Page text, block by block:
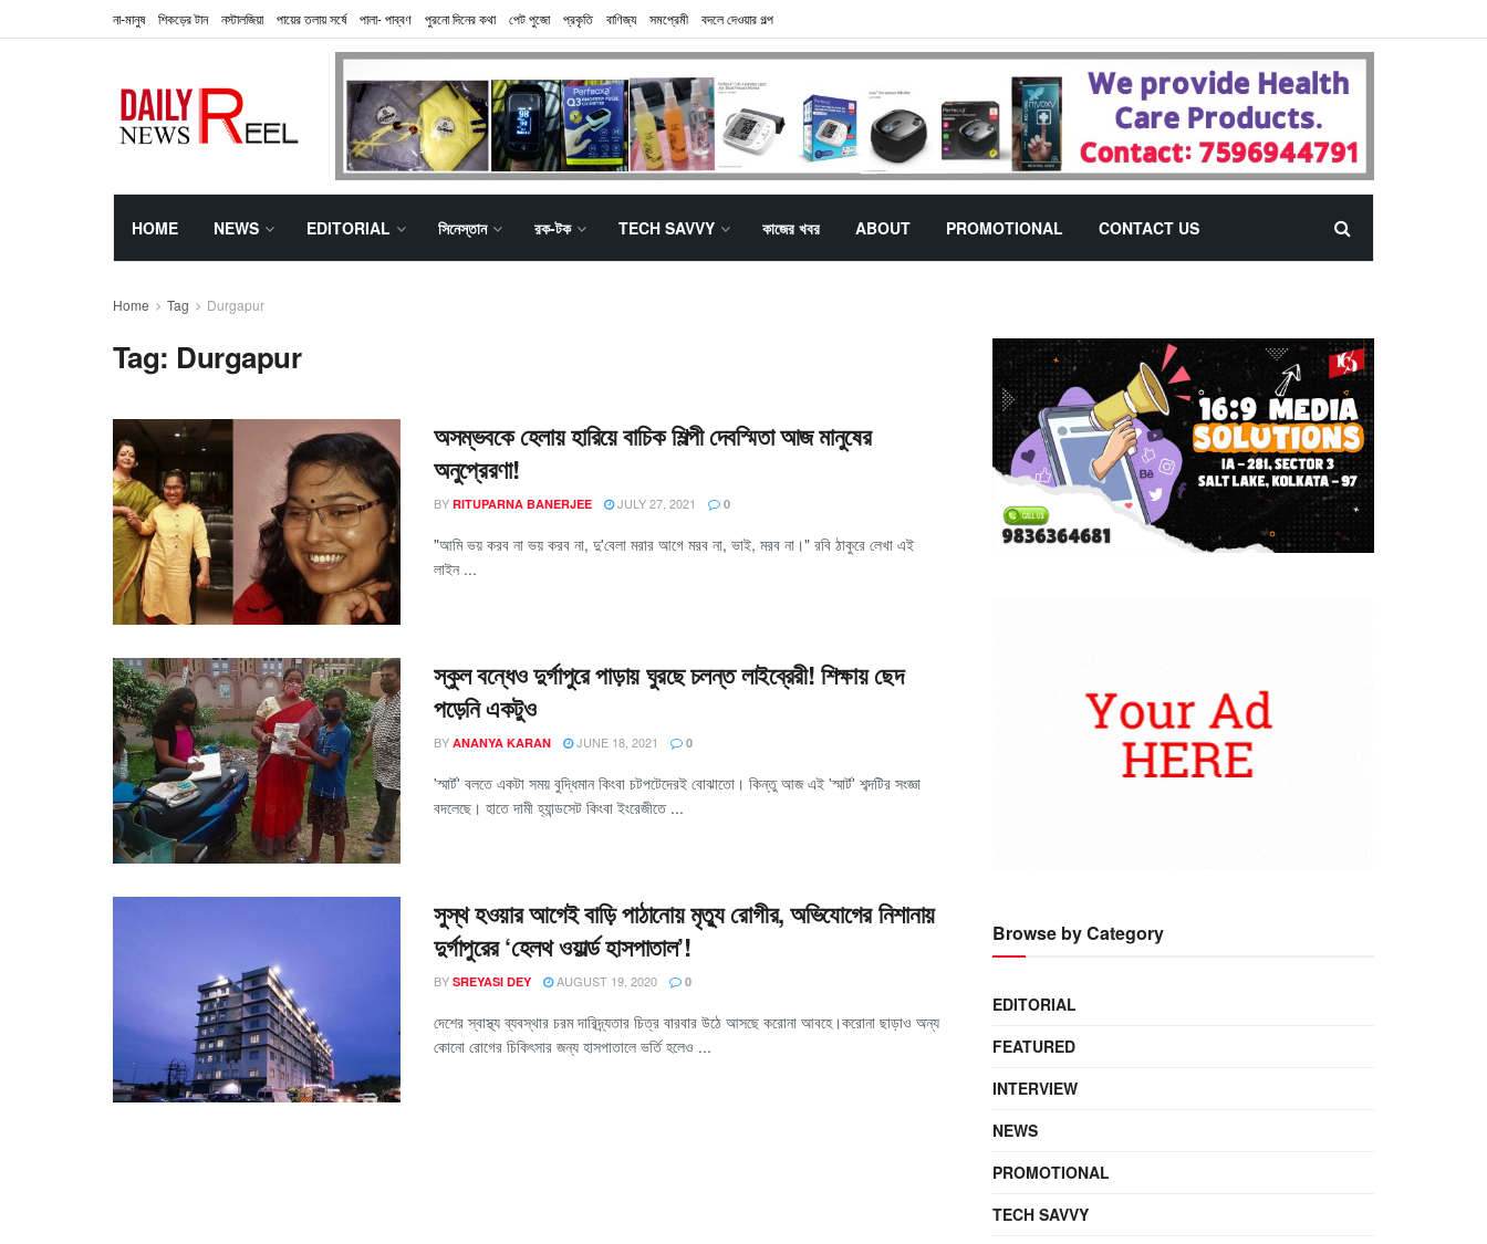
না-মানুষ শিকড়ের টান নস্টালজিয়া পায়ের তলায় সর্ষে পালা- পাব্বণ পুরনো দিনের কথা পেট পুজো প্রকৃতি বাণিজ্য সমপ্রেমী বদলে দেওয়ার গল্প
HOME NEWS EDITORIAL সিনেস্তান রক-টক TECH SAVVY কাজের খবর ABOUT PROMOTIONAL CONTACT US
Home Tag Durgapur
Tag: Durgapur
অসম্ভবকে হেলায় হারিয়ে বাচিক শিল্পী দেবস্মিতা আজ মানুষের
অনুপ্রেরণা!
BY RITUPARNA BANERJEE JULY 27, 2021 0
"আমি ভয় করব না ভয় করব না, দু'বেলা মরার আগে মরব না, ভাই, মরব না।" রবি ঠাকুরে লেখা এই
লাইন ...
স্কুল বন্ধেও দুর্গাপুরে পাড়ায় ঘুরছে চলন্ত লাইব্রেরী! শিক্ষায় ছেদ
পড়েনি একটুও
BY ANANYA KARAN JUNE 18, 2021 0
'স্মার্ট' বলতে একটা সময় বুদ্ধিমান কিংবা চটপটেদেরই বোঝাতো। কিন্তু আজ এই 'স্মার্ট' শব্দটির সংজ্ঞা
বদলেছে। হাতে দামী হ্যান্ডসেট কিংবা ইংরেজীতে ...
সুস্থ হওয়ার আগেই বাড়ি পাঠানোয় মৃত্যু রোগীর, অভিযোগের নিশানায়
দুর্গাপুরের ‘হেলথ ওয়ার্ল্ড হাসপাতাল’!
BY SREYASI DEY AUGUST 19, 2020 0
দেশের স্বাস্থ্য ব্যবস্থার চরম দারিদ্র্যতার চিত্র বারবার উঠে আসছে করোনা আবহে।করোনা ছাড়াও অন্য
কোনো রোগের চিকিৎসার জন্য হাসপাতালে ভর্তি হলেও ...
Browse by Category
EDITORIAL
FEATURED
INTERVIEW
NEWS
PROMOTIONAL
TECH SAVVY